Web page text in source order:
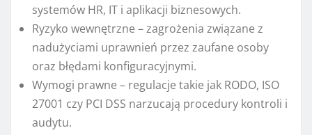
systemów HR, IT i aplikacji biznesowych.
Ryzyko wewnętrzne – zagrożenia związane z
nadużyciami uprawnień przez zaufane osoby
oraz błędami konfiguracyjnymi.
Wymogi prawne – regulacje takie jak RODO, ISO
27001 czy PCI DSS narzucają procedury kontroli i
audytu.